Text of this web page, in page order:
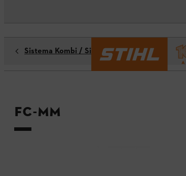
Sistema Kombi / Sistema Multi
FC-MM